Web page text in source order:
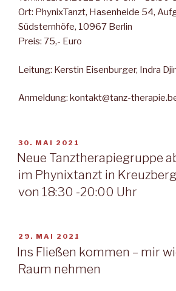
Ort: PhynixTanzt, Hasenheide 54,
Südsternhöfe, 10967 Berlin
Preis: 75,- Euro
Leitung: Kerstin Eisenburger, Indra
Anmeldung: kontakt@tanz-
VERÖFFENTLICHT
AM
30. MAI 2021
Neue Tanztherapiegruppe
im Phynixtanzt in
von 18:30 -20:00 Uhr
VERÖFFENTLICHT
AM
29. MAI 2021
Ins Fließen kommen – mir
Raum nehmen